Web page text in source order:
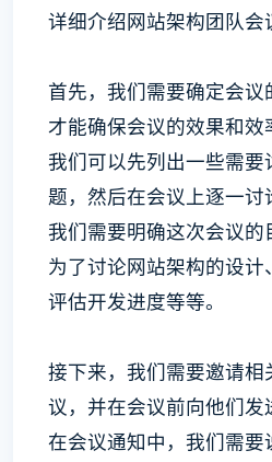
详细介绍网站架构团队会
首先，我们需要确定会
才能确保会议的效果和效
我们可以先列出一些需要
题，然后在会议上逐一讨
我们需要明确这次会议
为了讨论网站架构的设
评估开发进度等等。
接下来，我们需要邀请
议，并在会议前向他们发
在会议通知中，我们需